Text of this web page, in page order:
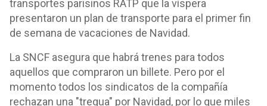
transportes parisinos RATP que la víspera
presentaron un plan de transporte para el primer fin
de semana de vacaciones de Navidad.
La SNCF asegura que habrá trenes para todos
aquellos que compraron un billete. Pero por el
momento todos los sindicatos de la compañía
rechazan una "tregua" por Navidad, por lo que miles